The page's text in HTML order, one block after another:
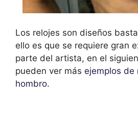
Los relojes son diseños
ello es que se requiere gran
parte del artista, en el
pueden ver más ejemplos de
hombro.